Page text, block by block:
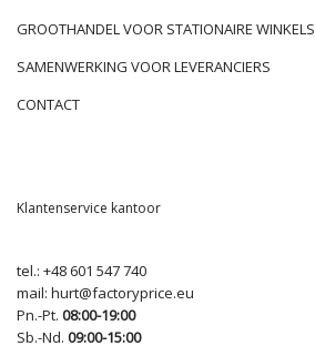
GROOTHANDEL VOOR STATIONAIRE WINKELS
SAMENWERKING VOOR LEVERANCIERS
CONTACT
Klantenservice kantoor
tel.: +48 601 547 740
mail: hurt@factoryprice.eu
Pn.-Pt. 08:00-19:00
Sb.-Nd. 09:00-15:00